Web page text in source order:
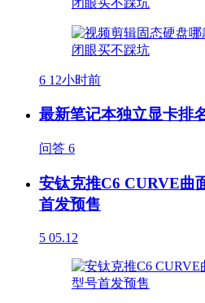
6 12小时前
最新笔记本独立显卡排
问答 6
安钛克推C6 CURVE曲
首发预售
5 05.12